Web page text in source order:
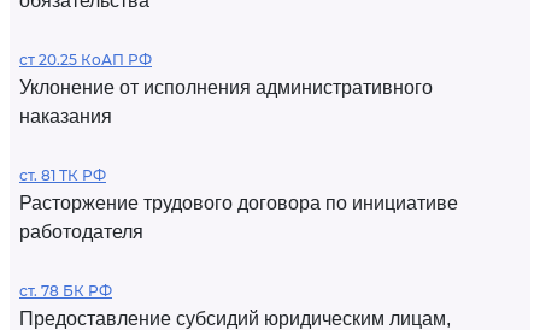
ст 20.25 КоАП РФ
Уклонение от исполнения административного
наказания
ст. 81 ТК РФ
Расторжение трудового договора по инициативе
работодателя
ст. 78 БК РФ
Предоставление субсидий юридическим лицам,